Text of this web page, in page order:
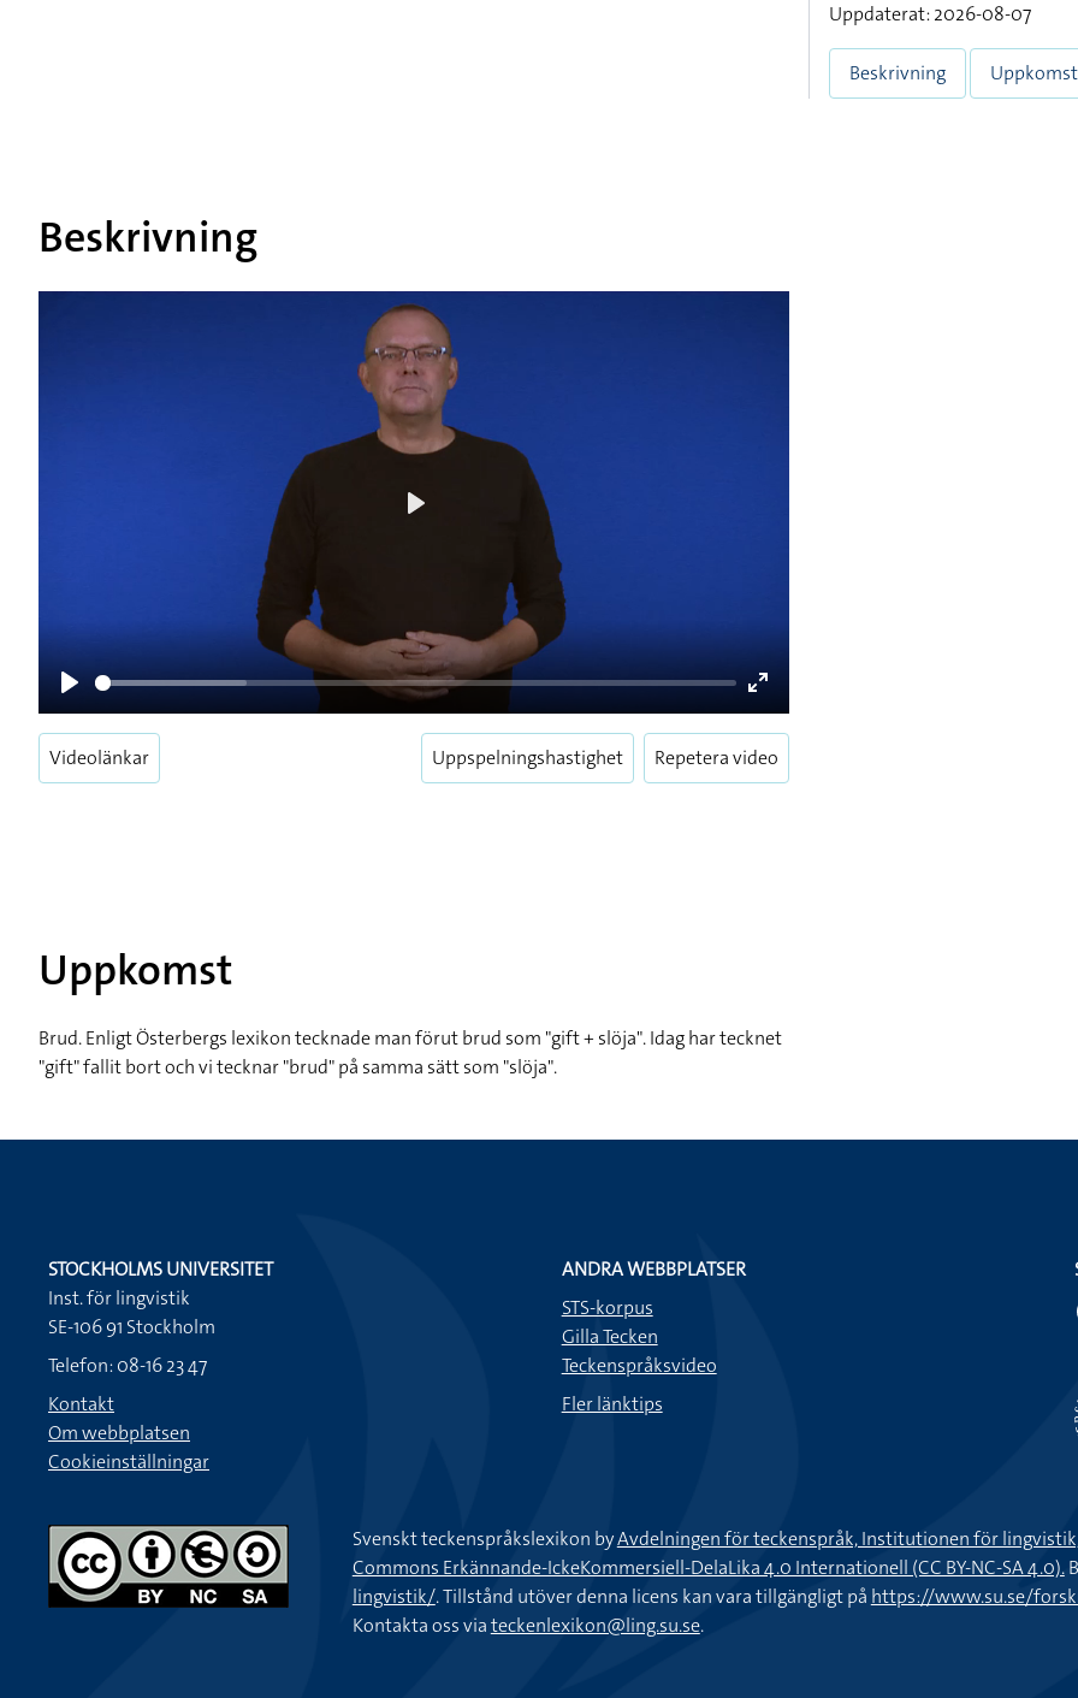
Uppdaterat: 2026-08-07
Beskrivning Uppkomst
Beskrivning
Play
Enter
fullscreen
Videolänkar Uppspelningshastighet Repetera video
Uppkomst
Brud. Enligt Österbergs lexikon tecknade man förut brud som "gift + slöja". Idag har tecknet
"gift" fallit bort och vi tecknar "brud" på samma sätt som "slöja".
STOCKHOLMS UNIVERSITET
Inst. för lingvistik
SE-106 91 Stockholm
Telefon: 08-16 23 47
Kontakt
Om webbplatsen
Cookieinställningar
ANDRA WEBBPLATSER
STS-korpus
Gilla Tecken
Teckenspråksvideo
Fler länktips
Svenskt teckenspråkslexikon byAvdelningen för teckenspråk, Institutionen för
Commons Erkännande-IckeKommersiell-DelaLika 4.0 Internationell (CC BY-NC-SA 4.0).
lingvistik/. Tillstånd utöver denna licens kan vara tillgängligt på https://www.su.se/
Kontakta oss viateckenlexikon@ling.su.se.